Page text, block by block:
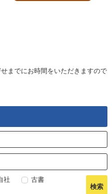
までにお時間をいただきますので
社
古書